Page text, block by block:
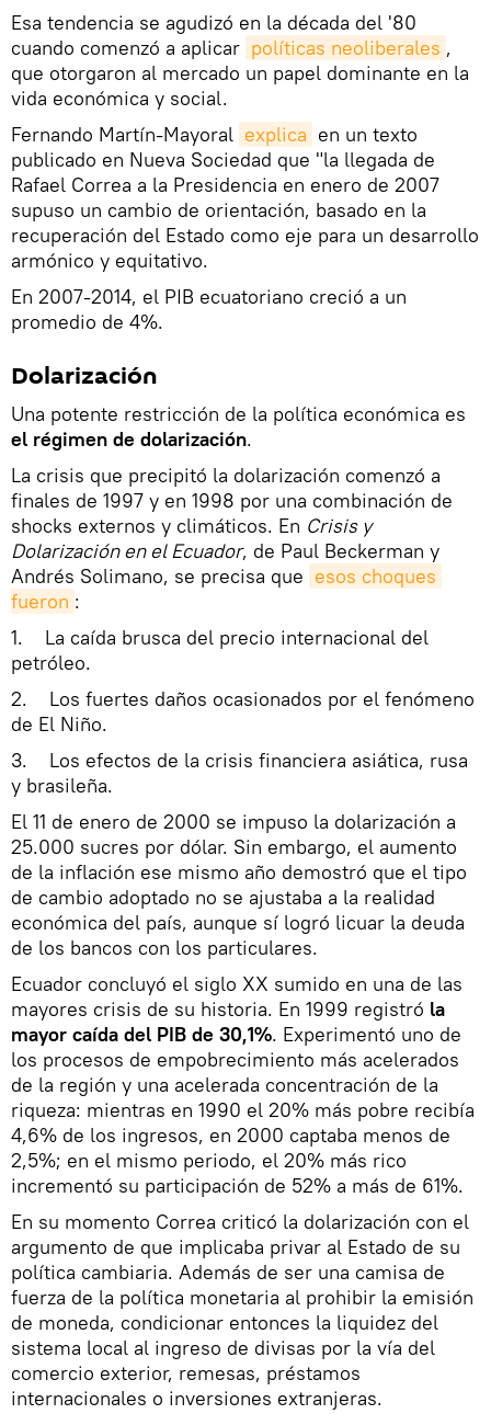
Esa tendencia se agudizó en la década del '80
cuando comenzó a aplicar políticas neoliberales ,
que otorgaron al mercado un papel dominante en la
vida económica y social.
Fernando Martín-Mayoral explica en un texto
publicado en Nueva Sociedad que "la llegada de
Rafael Correa a la Presidencia en enero de 2007
supuso un cambio de orientación, basado en la
recuperación del Estado como eje para un desarrollo
armónico y equitativo.
En 2007-2014, el PIB ecuatoriano creció a un
promedio de 4%.
Dolarización
Una potente restricción de la política económica es
el régimen de dolarización.
La crisis que precipitó la dolarización comenzó a
finales de 1997 y en 1998 por una combinación de
shocks externos y climáticos. En Crisis y
Dolarización en el Ecuador, de Paul Beckerman y
Andrés Solimano, se precisa que esos choques
fueron :
1. La caída brusca del precio internacional del
petróleo.
2. Los fuertes daños ocasionados por el fenómeno
de El Niño.
3. Los efectos de la crisis financiera asiática, rusa
y brasileña.
El 11 de enero de 2000 se impuso la dolarización a
25.000 sucres por dólar. Sin embargo, el aumento
de la inflación ese mismo año demostró que el tipo
de cambio adoptado no se ajustaba a la realidad
económica del país, aunque sí logró licuar la deuda
de los bancos con los particulares.
Ecuador concluyó el siglo XX sumido en una de las
mayores crisis de su historia. En 1999 registró la
mayor caída del PIB de 30,1%. Experimentó uno de
los procesos de empobrecimiento más acelerados
de la región y una acelerada concentración de la
riqueza: mientras en 1990 el 20% más pobre recibía
4,6% de los ingresos, en 2000 captaba menos de
2,5%; en el mismo periodo, el 20% más rico
incrementó su participación de 52% a más de 61%.
​En su momento Correa criticó la dolarización con el
argumento de que implicaba privar al Estado de su
política cambiaria. Además de ser una camisa de
fuerza de la política monetaria al prohibir la emisión
de moneda, condicionar entonces la liquidez del
sistema local al ingreso de divisas por la vía del
comercio exterior, remesas, préstamos
internacionales o inversiones extranjeras.